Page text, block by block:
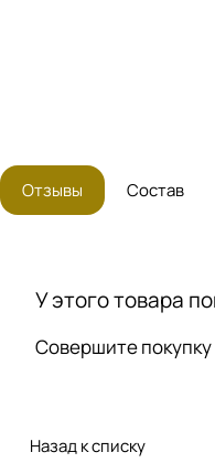
Отзывы Состав
У этого товара
Совершите покупку
Назад к списку